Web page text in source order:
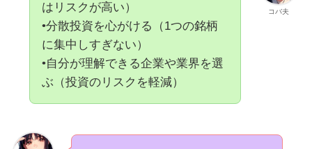
コバ夫
はリスクが高い）
•分散投資を心がける（1つの銘柄
に集中しすぎない）
•自分が理解できる企業や業界を選
ぶ（投資のリスクを軽減）